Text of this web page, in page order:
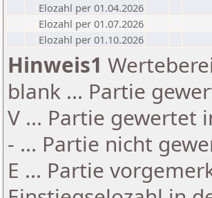
Elozahl per 01.04.2026
Elozahl per 01.07.2026
Elozahl per 01.10.2026
Hinweis1
blank ... Partie
V ... Partie gewertet
- ... Partie nicht
E ... Partie